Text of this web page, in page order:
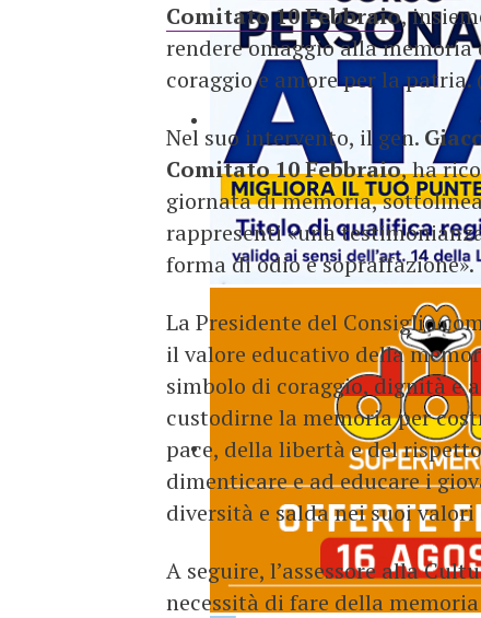
Comitato 10 Febbraio,
rendere omaggio alla
coraggio e amore per la patria.
Nel suo intervento, il gen.
Comitato 10 Febbraio, ha
giornata di memoria,
rappresenti «una
forma di odio e sopraffazione».
La Presidente del Consiglio
il valore educativo della
simbolo di coraggio, dignità e
custodirne la memoria per
pace, della libertà e del
dimenticare e ad educare i
diversità e salda nei suoi
A seguire, l’assessore alla
necessità di fare della